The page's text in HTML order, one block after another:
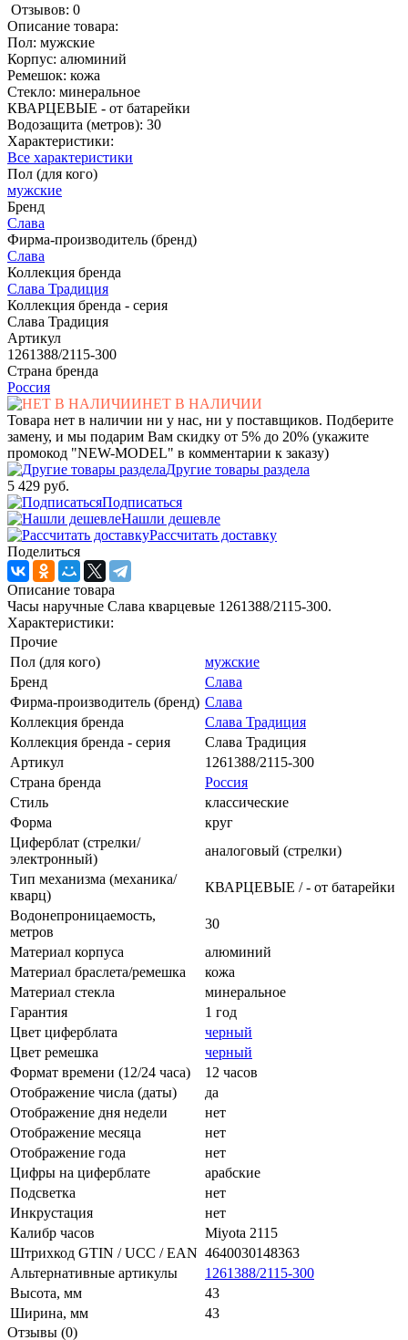
Отзывов: 0
Описание товара:
Пол: мужские
Корпус: алюминий
Ремешок: кожа
Стекло: минеральное
КВАРЦЕВЫЕ - от батарейки
Водозащита (метров): 30
Характеристики:
Все характеристики
Пол (для кого)
мужские
Бренд
Слава
Фирма-производитель (бренд)
Слава
Коллекция бренда
Слава Традиция
Коллекция бренда - серия
Слава Традиция
Артикул
1261388/2115-300
Страна бренда
Россия
НЕТ В НАЛИЧИИ
Товара нет в наличии ни у нас, ни у поставщиков. Подберите
замену, и мы подарим Вам скидку от 5% до 20% (укажите
промокод "NEW-MODEL" в комментарии к заказу)
Другие товары раздела
5 429 руб.
Подписаться
Нашли дешевле
Рассчитать доставку
Поделиться
Описание товара
Часы наручные Слава кварцевые 1261388/2115-300.
Характеристики:
Прочие
Пол (для кого)
мужские
Бренд
Слава
Фирма-производитель (бренд) Слава
Коллекция бренда
Слава Традиция
Коллекция бренда - серия
Слава Традиция
Артикул
1261388/2115-300
Страна бренда
Россия
Стиль
классические
Форма
круг
Циферблат (стрелки/
электронный)
аналоговый (стрелки)
Тип механизма (механика/
кварц)
КВАРЦЕВЫЕ / - от батарейки
Водонепроницаемость,
метров
30
Материал корпуса
алюминий
Материал браслета/ремешка
кожа
Материал стекла
минеральное
Гарантия
1 год
Цвет циферблата
черный
Цвет ремешка
черный
Формат времени (12/24 часа)
12 часов
Отображение числа (даты)
да
Отображение дня недели
нет
Отображение месяца
нет
Отображение года
нет
Цифры на циферблате
арабские
Подсветка
нет
Инкрустация
нет
Калибр часов
Miyota 2115
Штрихкод GTIN / UCC / EAN 4640030148363
Альтернативные артикулы
1261388/2115-300
Высота, мм
43
Ширина, мм
43
Отзывы (0)